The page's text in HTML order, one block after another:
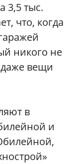
3,5 тыс.
что, когда
никого не
вещи
в
и